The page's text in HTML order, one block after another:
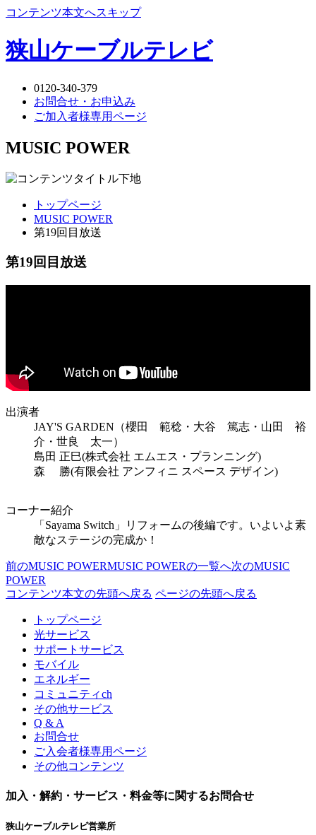
コンテンツ本文へスキップ
狭山ケーブルテレビ
0120-340-379
お問合せ・お申込み
ご加入者様専用ページ
MUSIC POWER
トップページ
MUSIC POWER
第19回目放送
第19回目放送
出演者
JAY'S GARDEN（櫻田 範稔・大谷 篤志・山田 裕
介・世良 太一）
島田 正巳(株式会社 エムエス・プランニング)
森 勝(有限会社 アンフィニ スペース デザイン)
コーナー紹介
「Sayama Switch」リフォームの後編です。いよいよ素
敵なステージの完成か！
前のMUSIC POWERMUSIC POWERの一覧へ次のMUSIC
POWER
コンテンツ本文の先頭へ戻る ページの先頭へ戻る
トップページ
光サービス
サポートサービス
モバイル
エネルギー
コミュニティch
その他サービス
Q & A
お問合せ
ご入会者様専用ページ
その他コンテンツ
加入・解約・サービス・料金等に関するお問合せ
狭山ケーブルテレビ営業所